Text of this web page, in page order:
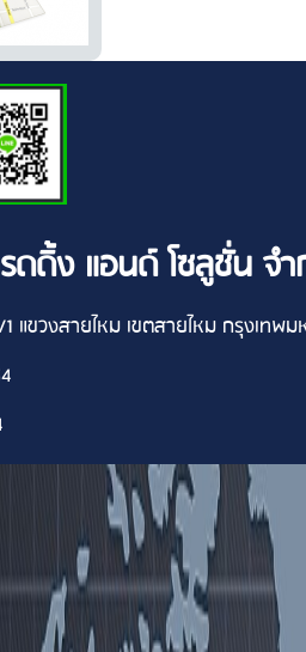
ดดิ้ง แอนด์ โซลูชั่น จ
แขวงสายไหม เขตสายไหม กรุงเทพ